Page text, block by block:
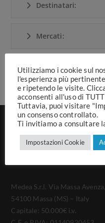
Destinatari:
Mercati:
Medea S.r.l. Via Massa
54100 Massa (MS) – Italy
Capitale: 50.000€ i.v.
Utilizziamo i cookie sul
l'esperienza più
e ripetendo le visite.
acconsenti all'uso di
Tuttavia, puoi visitare
un consenso controllato.
Ti invitiamo a consultare
Impostazioni Cookie